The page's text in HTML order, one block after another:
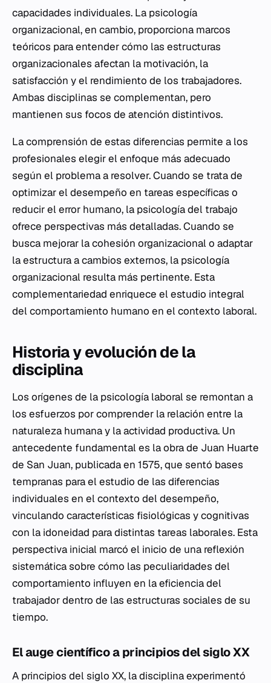
capacidades individuales. La psicología
organizacional, en cambio, proporciona marcos
teóricos para entender cómo las estructuras
organizacionales afectan la motivación, la
satisfacción y el rendimiento de los trabajadores.
Ambas disciplinas se complementan, pero
mantienen sus focos de atención distintivos.
La comprensión de estas diferencias permite a los
profesionales elegir el enfoque más adecuado
según el problema a resolver. Cuando se trata de
optimizar el desempeño en tareas específicas o
reducir el error humano, la psicología del trabajo
ofrece perspectivas más detalladas. Cuando se
busca mejorar la cohesión organizacional o adaptar
la estructura a cambios externos, la psicología
organizacional resulta más pertinente. Esta
complementariedad enriquece el estudio integral
del comportamiento humano en el contexto laboral.
Historia y evolución de la
disciplina
Los orígenes de la psicología laboral se remontan a
los esfuerzos por comprender la relación entre la
naturaleza humana y la actividad productiva. Un
antecedente fundamental es la obra de Juan Huarte
de San Juan, publicada en 1575, que sentó bases
tempranas para el estudio de las diferencias
individuales en el contexto del desempeño,
vinculando características fisiológicas y cognitivas
con la idoneidad para distintas tareas laborales. Esta
perspectiva inicial marcó el inicio de una reflexión
sistemática sobre cómo las peculiaridades del
comportamiento influyen en la eficiencia del
trabajador dentro de las estructuras sociales de su
tiempo.
El auge científico a principios del siglo XX
A principios del siglo XX, la disciplina experimentó